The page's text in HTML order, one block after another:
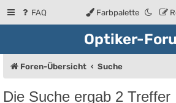
FAQ Farbpalette
Optiker-
Foren-Übersicht Suche
Die Suche ergab 2 Treffer